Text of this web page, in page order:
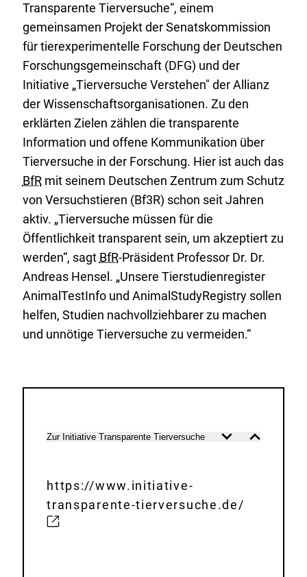
Transparente Tierversuche“, einem
gemeinsamen Projekt der Senatskommission
für tierexperimentelle Forschung der Deutschen
Forschungsgemeinschaft (DFG) und der
Initiative „Tierversuche Verstehen" der Allianz
der Wissenschaftsorganisationen. Zu den
erklärten Zielen zählen die transparente
Information und offene Kommunikation über
Tierversuche in der Forschung. Hier ist auch das
BfRmit seinem Deutschen Zentrum zum Schutz
von Versuchstieren (Bf3R) schon seit Jahren
aktiv. „Tierversuche müssen für die
Öffentlichkeit transparent sein, um akzeptiert zu
werden“, sagt BfR-Präsident Professor Dr. Dr.
Andreas Hensel. „Unsere Tierstudienregister
AnimalTestInfo und AnimalStudyRegistry sollen
helfen, Studien nachvollziehbarer zu machen
und unnötige Tierversuche zu vermeiden.“
und
den
Tierstudienregistern
Zur Initiative Transparente Tierversuche
Inhalt
Inhalt
E
https://www.initiative-
transparente-tierversuche.de/